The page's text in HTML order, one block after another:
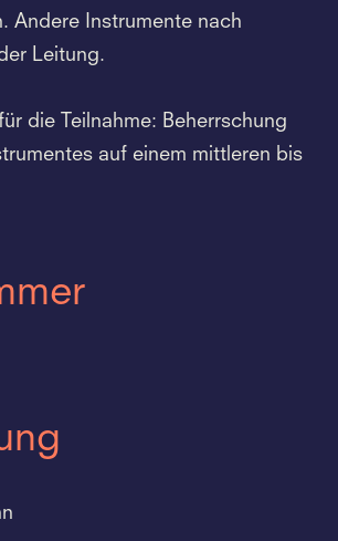
Andere Instrumente nach
Leitung.
die Teilnahme: Beherrschung
auf einem mittleren bis